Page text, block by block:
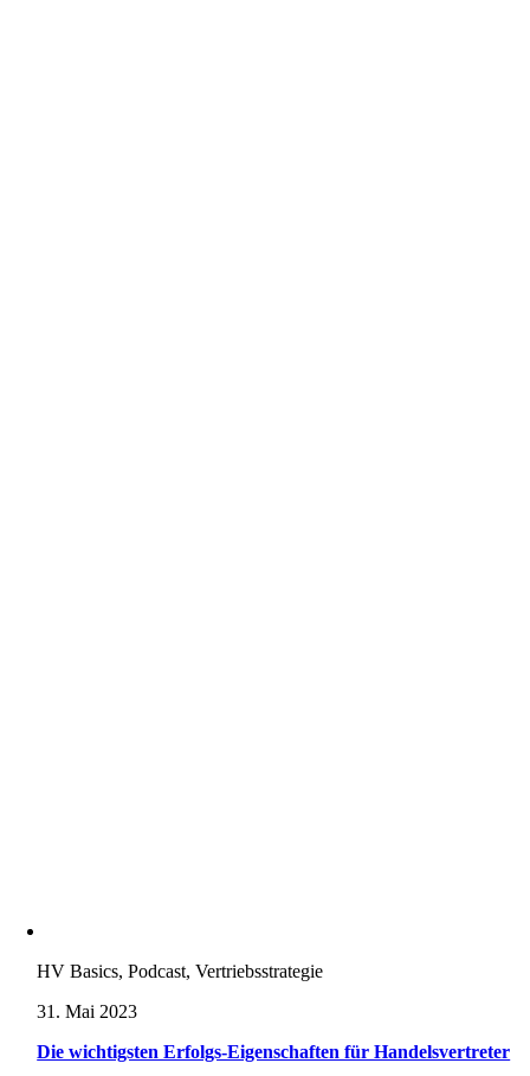
HV Basics, Podcast, Vertriebsstrategie
31. Mai 2023
Die wichtigsten Erfolgs-Eigenschaften für Handelsvertreter